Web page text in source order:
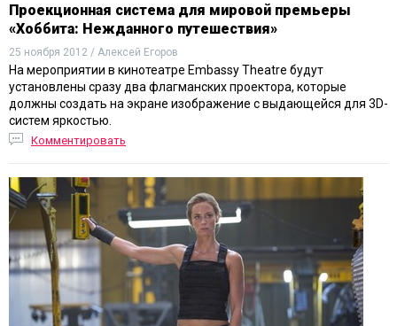
Проекционная система для мировой премьеры
«Хоббита: Нежданного путешествия»
25 ноября 2012 / Алексей Егоров
На мероприятии в кинотеатре Embassy Theatre будут
установлены сразу два флагманских проектора, которые
должны создать на экране изображение с выдающейся для 3D-
систем яркостью.
Комментировать